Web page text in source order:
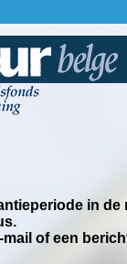
in de
of een